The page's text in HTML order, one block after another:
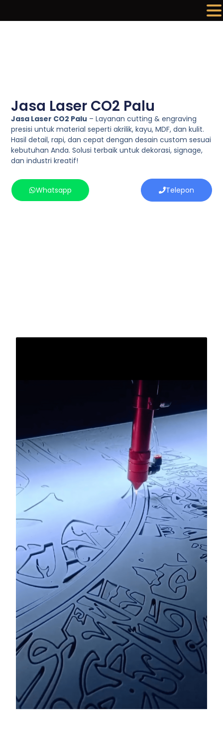
Jasa Laser CO2 Palu
Jasa Laser CO2 Palu – Layanan cutting & engraving
presisi untuk material seperti akrilik, kayu, MDF, dan kulit.
Hasil detail, rapi, dan cepat dengan desain custom sesuai
kebutuhan Anda. Solusi terbaik untuk dekorasi, signage,
dan industri kreatif!
Whatsapp Telepon